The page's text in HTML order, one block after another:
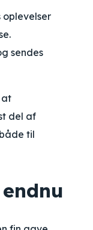
oplevelser
sendes
at
del af
til